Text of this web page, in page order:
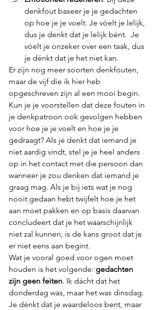
denkfout baseer je je gedachten
op hoe je je voelt. Je vóelt je lelijk,
dus je denkt dat je lelijk bént.  Je
vóelt je onzeker over een taak, dus
je dénkt dat je het niet kan.
Er zijn nog meer soorten denkfouten,
maar de vijf die ik hier heb
opgeschreven zijn al een mooi begin.
Kun je je voorstellen dat deze fouten in
je denkpatroon ook gevolgen hebben
voor hoe je je voelt en hoe je je
gedraagt? Als je denkt dat iemand je
niet aardig vindt, stel je je heel anders
op in het contact met die persoon dan
wanneer je zou denken dat iemand je
graag mag. Als je bij iets wat je nog
nooit gedaan hebt twijfelt hoe je het
aan moet pakken en op basis daarvan
concludeert dat je het waarschijnlijk
niet zal kunnen, is de kans groot dat je
er niet eens aan begint.
Wat je vooral goed voor ogen moet
houden is het volgende: gedachten
zijn geen feiten. Ik dácht dat het
donderdag was, maar het was dinsdag.
Je dénkt dat je waardeloos bent, maar